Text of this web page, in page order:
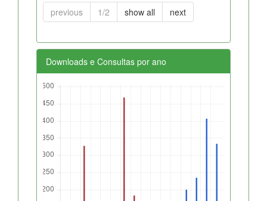
previous 1/2 show all next
Downloads e Consultas por ano